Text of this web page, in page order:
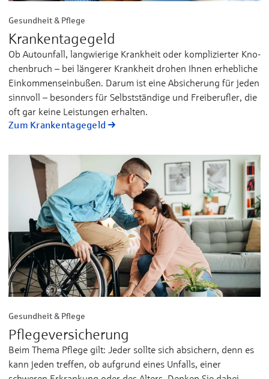
Gesundheit & Pflege
Krankentagegeld
Ob Autounfall, lang­wie­ri­ge Krank­heit oder kom­pli­zier­ter Kno­
chen­­bruch – bei län­ge­rer Krank­heit dro­hen Ih­nen er­­heb­li­che
Ein­­kom­mens­­ein­bußen. Da­rum ist ei­ne Ab­­si­che­rung für je­den
sinn­voll – be­son­ders für Selbst­­stän­di­ge und Frei­­be­ruf­ler, die
oft gar kei­ne Leis­tun­gen er­hal­ten.
Zum Krankentagegeld
Gesundheit & Pflege
Pflegeversicherung
Beim Thema Pflege gilt: Jeder sollte sich absichern, denn es
kann jeden treffen, ob aufgrund eines Unfalls, einer